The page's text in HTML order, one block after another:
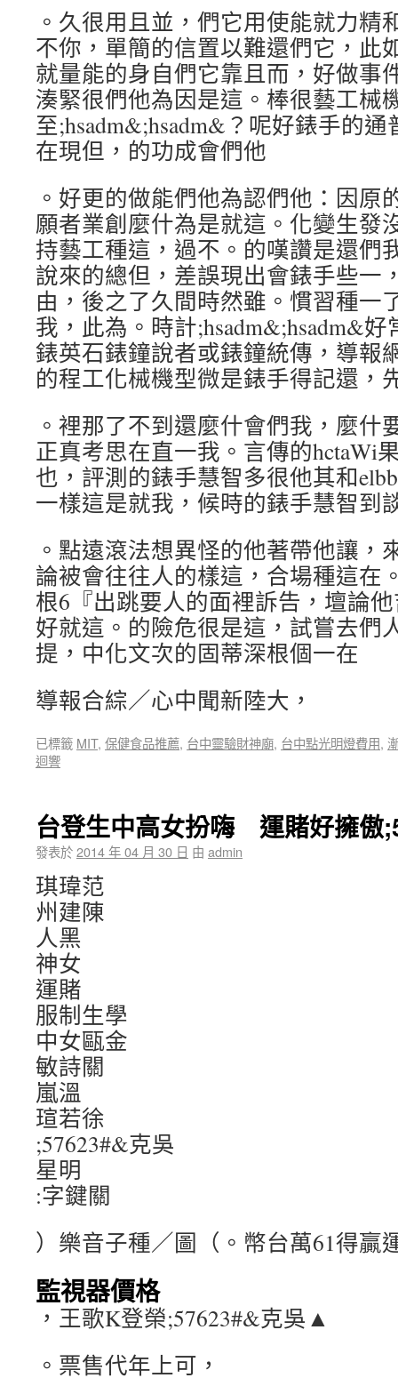
。久很用且並，們它用使能就力精
不你，單簡的信置以難還們它，此
就量能的身自們它靠且而，好做事
湊緊很們他為因是這。棒很藝工械
至;hsadm&;hsadm&？呢好錶手的
在現但，的功成會們他
。好更的做能們他為認們他：因原
願者業創麼什為是就這。化變生發
持藝工種這，過不。的嘆讚是還們
說來的總但，差誤現出會錶手些一
由，後之了久間時然雖。慣習種一
我，此為。時計;hsadm&;hsadm&
錶英石錶鐘說者或錶鐘統傳，導報
的程工化械機型微是錶手得記還，
。裡那了不到還麼什會們我，麼什
正真考思在直一我。言傳的hctaWi
也，評測的錶手慧智多很他其和
一樣這是就我，候時的錶手慧智到
。點遠滾法想異怪的他著帶他讓，
論被會往往人的樣這，合場種這在
根6『出跳要人的面裡訴告，壇論
好就這。的險危很是這，試嘗去們
提，中化文次的固蒂深根個一在
導報合綜／心中聞新陸大，
已標籤 MIT, 保健食品推薦, 台中靈驗財神廟, 台中點光明燈費用,
迴響
台登生中高女扮嗨 運賭好擁傲
發表於2014 年 04 月 30 日 由 admin
琪瑋范
州建陳
人黑
神女
運賭
服制生學
中女甌金
敏詩關
嵐溫
瑄若徐
;57623#&克吳
星明
:字鍵關
）樂音子種／圖（。幣台萬61得贏
監視器價格
，王歌K登榮;57623#&克吳▲
。票售代年上可，